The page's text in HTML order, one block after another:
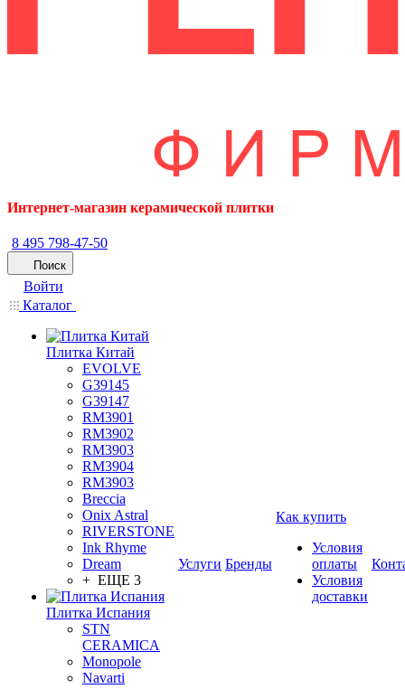
Интернет-магазин керамической плитки
8 495 798-47-50
Поиск
Войти
Каталог
Плитка Китай
EVOLVE
G39145
G39147
RM3901
RM3902
RM3903
RM3904
RM3903
Breccia
Onix Astral
RIVERSTONE
Ink Rhyme
Dream
+ ЕЩЕ 3
Плитка Испания
STN
CERAMICA
Monopole
Navarti
Услуги Бренды
Как купить
Условия
оплаты
Условия
доставки